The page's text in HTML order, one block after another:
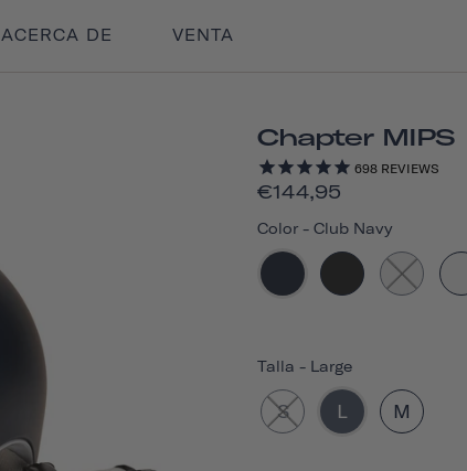
ACERCA DE VENTA
Chapter MIPS
698 REVIEWS
€144,95
Color - Club Navy
Talla - Large
S L M